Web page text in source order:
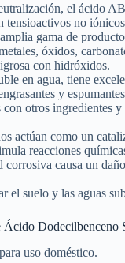
el ácido
tensioactivos no
gama de
óxidos,
con hidróxidos.
en agua, tiene
y
con otros ingredientes
actúan como un
reacciones
corrosiva causa un
el suelo y las aguas
Ácido Dodecilbenceno
uso doméstico.